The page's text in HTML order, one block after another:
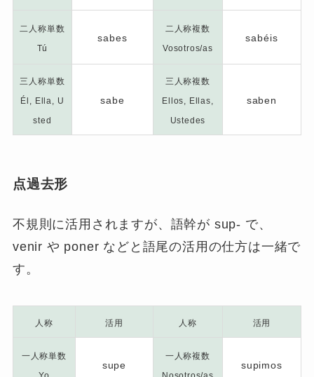
二人称単数
Tú
sabes
二人称複数
Vosotros/as
sabéis
三人称単数
Él, Ella, U
sted
sabe
三人称複数
Ellos, Ellas,
Ustedes
saben
点過去形
不規則に活用されますが、語幹が sup- で、
venir や poner などと語尾の活用の仕方は一緒で
す。
人称 活用 人称 活用
一人称単数
supe
一人称複数
supimos